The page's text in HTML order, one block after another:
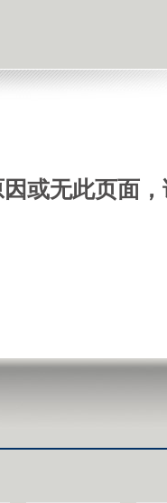
或无此页面，